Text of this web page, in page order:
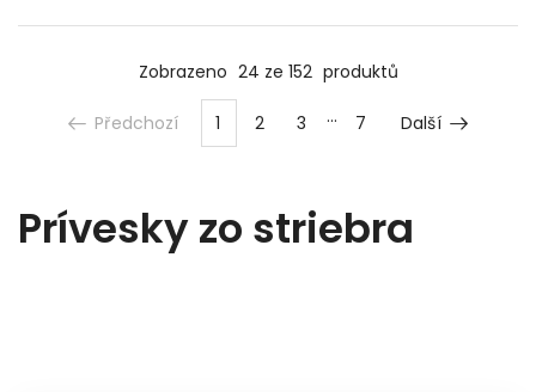
Zobrazeno 24 ze 152 produktů
Předchozí 1 2 3 7 Další
Prívesky zo striebra